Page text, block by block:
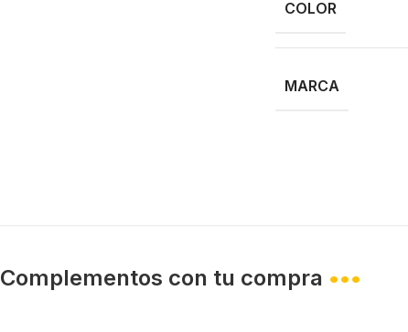
COLOR
MARCA
Complementos con tu compra •••